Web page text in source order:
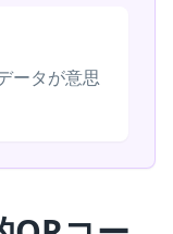
ータが意思